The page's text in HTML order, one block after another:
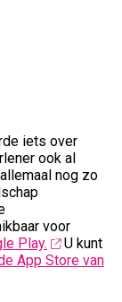
iets over
ook al
nog zo
voor
Play.
U kunt
App Store van